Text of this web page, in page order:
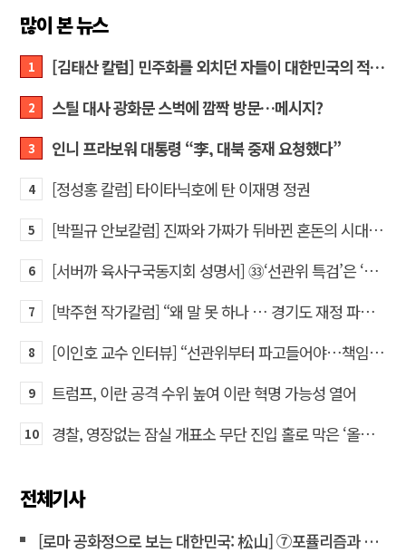
많이 본 뉴스
1 [김태산 칼럼] 민주화를 외치던 자들이 대한민국의 적이고 간첩이었다
2 스틸 대사 광화문 스벅에 깜짝 방문…메시지?
3 인니 프라보워 대통령 “李, 대북 중재 요청했다”
4 [정성홍 칼럼] 타이타닉호에 탄 이재명 정권
5 [박필규 안보칼럼] 진짜와 가짜가 뒤바뀐 혼돈의 시대, 안보 파탄은 막아야
6 [서버까 육사구국동지회 성명서] ㉝‘선관위 특검’은 ‘부정선거 특검’으로 명명하고 박주현 변호사를 ‘특검’으로 임명하라!
7 [박주현 작가칼럼] “왜 말 못 하나 … 경기도 재정 파탄의 진짜 원인을”
8 [이인호 교수 인터뷰] “선관위부터 파고들어야…책임자 직접 고발하라”
9 트럼프, 이란 공격 수위 높여 이란 혁명 가능성 열어
10 경찰, 영장없는 잠실 개표소 무단 진입 홀로 막은 ‘올다르크’ 불구속 송치
전체기사
[로마 공화정으로 보는 대한민국: 松山] ⑦포퓰리즘과 선동은 민주주의를 어떻게 무너뜨리는가